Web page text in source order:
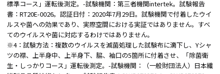
標準コース」運転後測定。-試験機関：第三者機関intertek。試験報告
書：RT20E-0026。認証日付：2020年7月29日。試験機関で付着したウイ
ルスや菌への効果であり、実際空間における実証ではありません。すべ
てのウイルスや菌に対応するわけではありません。
※4：試験方法：複数のウイルスを滅菌処理した試験布に滴下し、Yシャ
ツの襟、上半身中、上半身下、脇、袖口の5箇所に付着させ、「除菌衛
生・しっかりコース」運転後測定。-試験機関：（一般財団法人）日本繊